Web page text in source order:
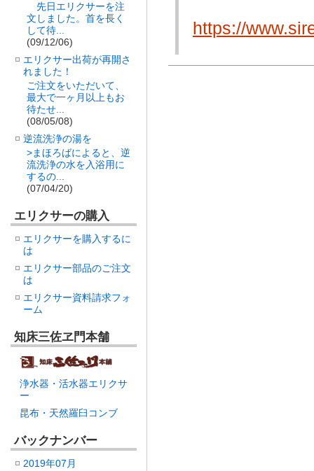
https://
先日エリクサーを注
文しました。首を長く
して待...
(09/12/06)
エリクサー出荷が再開さ
れました！
ご注文をいただいて、
最大で一ヶ月以上もお
待たせ...
(08/05/08)
逆流洗浄の湯を
>まほろばによると、逆
流洗浄の水を入浴用に
するの...
(07/04/20)
エリクサーの購入
エリクサーを購入するに
は
エリクサー部品のご注文
は
エリクサー資料請求フォ
ーム
知床三佐ヱ門本舗
浄水器・活水器エリクサ
ー
昆布・天然羅臼コンブ
バックナンバー
2019年07月